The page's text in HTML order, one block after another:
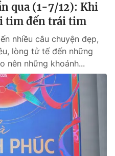
qua (1-7/12): Khi
tim đến trái tim
nhiều câu chuyện đẹp,
lòng tử tế đến những
nên những khoảnh...